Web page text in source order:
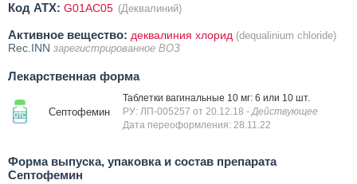
Код ATX: G01AC05 (Деквалиний)
Активное вещество: деквалиния хлорид (dequalinium chloride)
Rec.INN зарегистрированное ВОЗ
Лекарственная форма
Септофемин
Таблетки вагинальные 10 мг: 6 или 10 шт.
РУ: ЛП-005257 от 20.12.18 - Действующее
Дата переоформления: 28.11.22
Форма выпуска, упаковка и состав препарата
Септофемин